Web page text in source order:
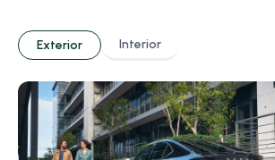
Exterior Interior